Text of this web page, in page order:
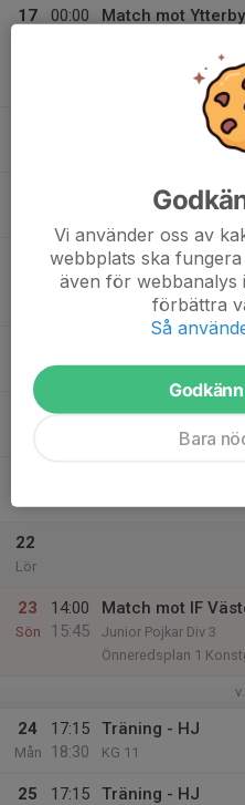
17
00:00
Match mot
Junior Pojkar Div 2B
Ytterns IP 1 Konstgräs
Träning - HJ
20:00
22:00
Match mot
Junior Pojkar Div 2B
Torslandavallen 2
Ons
18:30
Träning - HJ
22
Lör
23
Sön
14:00
15:45
Match mot IF
Junior Pojkar Div 3
Önneredsplan 1
24
Mån
17:15
18:30
Träning - HJ
KG 11
25
17:15
Träning - HJ
Vi använder oss av
webbplats ska
även för webbanalys
förbättra
Så
Bara